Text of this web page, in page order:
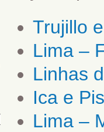
Trujillo
Lima –
Linhas
Ica e
Lima –